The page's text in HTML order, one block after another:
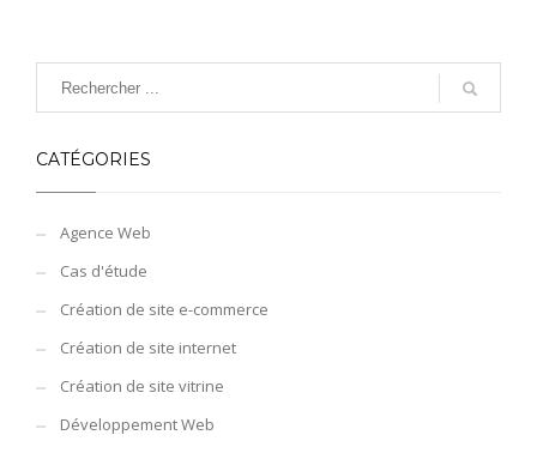
CATÉGORIES
Agence Web
Cas d'étude
Création de site e-commerce
Création de site internet
Création de site vitrine
Développement Web